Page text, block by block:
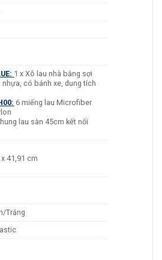
1 x Xô lau nhà bằng sợi
nhựa, có bánh xe, dung tích
6 miếng lau Microfiber
lau sàn 45cm kết nối
41,91 cm
Trắng